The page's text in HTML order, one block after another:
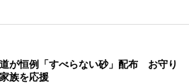
が恒例「すべらない砂」配布 お守り
族を応援